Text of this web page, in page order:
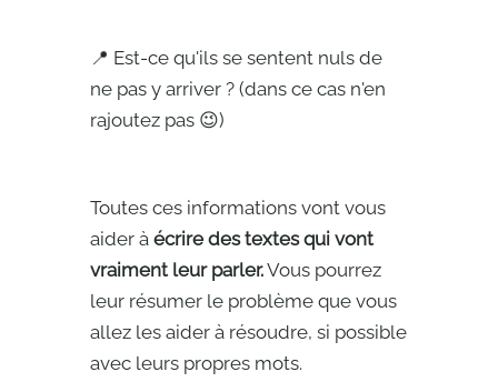
📍 Est-ce qu'ils se sentent nuls de
ne pas y arriver ? (dans ce cas n'en
rajoutez pas 😉)
Toutes ces informations vont vous
aider à écrire des textes qui vont
vraiment leur parler.Vous pourrez
leur résumer le problème que vous
allez les aider à résoudre, si possible
avec leurs propres mots.